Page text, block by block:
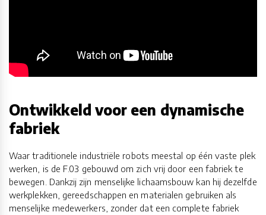
Ontwikkeld voor een dynamische
fabriek
Waar traditionele industriële robots meestal op één vaste plek
werken, is de F.03 gebouwd om zich vrij door een fabriek te
bewegen. Dankzij zijn menselijke lichaamsbouw kan hij dezelfde
werkplekken, gereedschappen en materialen gebruiken als
menselijke medewerkers, zonder dat een complete fabriek